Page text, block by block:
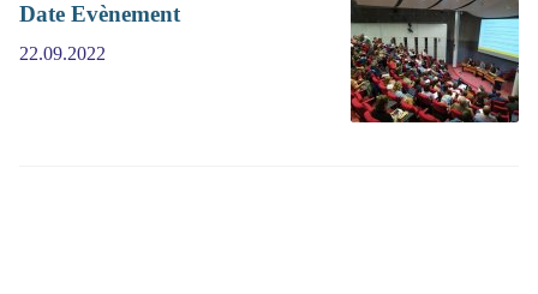
Date Evènement
22.09.2022